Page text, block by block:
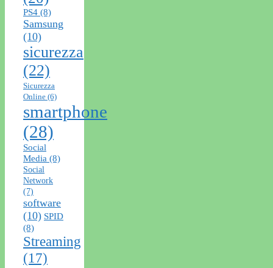
PS4 (8)
Samsung
(10)
sicurezza
(22)
Sicurezza
Online (6)
smartphone
(28)
Social
Media (8)
Social
Network
(7)
software
(10) SPID
(8)
Streaming
(17)